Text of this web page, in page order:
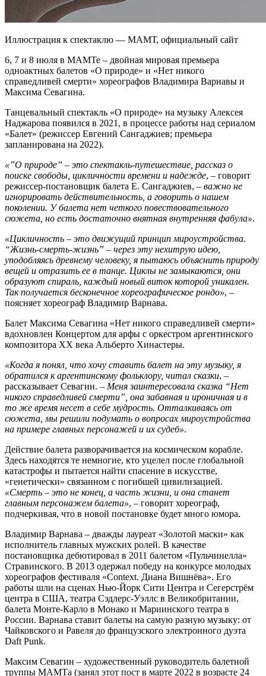
Иллюстрация к спектаклю — МАМТ, официальный сайт
6, 7 и 8 июля в МАМТе – двойная мировая премьера
одноактных балетов «О природе» и «Нет никого
справедливей смерти» хореографов Владимира Варнавы и
Максима Севагина.
Танцевальный спектакль «О природе» на музыку Алексея
Наджарова появился в 2021, в процессе работы над сериалом
«Балет» (режиссер Евгений Сангаджиев; премьера
запланирована на 2022).
«”О природе” – это спектакль-путешествие, рассказ о
поиске свободы, цикличности времени и надежде, – говорит
режиссер-постановщик балета Е. Сангаджиев, – важно не
игнорировать действительность, а говорить о нашем
поколении. У балета нет четкого повествовательного
сюжета, но есть достаточно внятная внутренняя фабула».
«Цикличность – это движущий принцип мироустройства.
“Жизнь-смерть-жизнь” – через эту нехитрую идею,
уподобляясь древнему человеку, я пытаюсь объяснить природу
вещей и отразить ее в танце. Циклы не замыкаются, они
образуют спираль, каждый новый виток которой уникален.
Так получается бесконечное хореографическое рондо», –
поясняет хореограф Владимир Варнава.
Балет Максима Севагина «Нет никого справедливей смерти»
вдохновлен Концертом для арфы с оркестром аргентинского
композитора XX века Альберто Хинастеры.
«Когда я понял, что хочу ставить балет на эту музыку, я
обратился к аргентинскому фольклору, читал сказки, –
рассказывает Севагин. – Меня заинтересовала сказка “Нет
никого справедливей смерти”, она забавная и ироничная и в
то же время несет в себе мудрость. Отталкиваясь от
сюжета, мы решили подумать о вопросах мироустройства
на примере главных персонажей и их судеб».
Действие балета разворачивается на космическом корабле.
Здесь находятся те немногие, кто уцелел после глобальной
катастрофы и пытается найти спасение в искусстве,
«генетически» связанном с погибшей цивилизацией.
«Смерть – это не конец, а часть жизни, и она станет
главным персонажем балета», – говорит хореограф,
подчеркивая, что в новой постановке будет много юмора.
Владимир Варнава – дважды лауреат «Золотой маски» как
исполнитель главных мужских ролей. В качестве
постановщика дебютировал в 2011 балетом «Пульчинелла»
Стравинского. В 2013 одержал победу на конкурсе молодых
хореографов фестиваля «Context. Диана Вишнёва». Его
работы шли на сценах Нью-Йорк Сити Центра и Сегерстрём
центра в США, театра Сэдлерс-Уэллс в Великобритании,
балета Монте-Карло в Монако и Мариинского театра в
России. Варнава ставит балеты на самую разную музыку: от
Чайковского и Равеля до французского электронного дуэта
Daft Punk.
Максим Севагин – художественный руководитель балетной
труппы МАМТа (занял этот пост в марте 2022 в возрасте 24